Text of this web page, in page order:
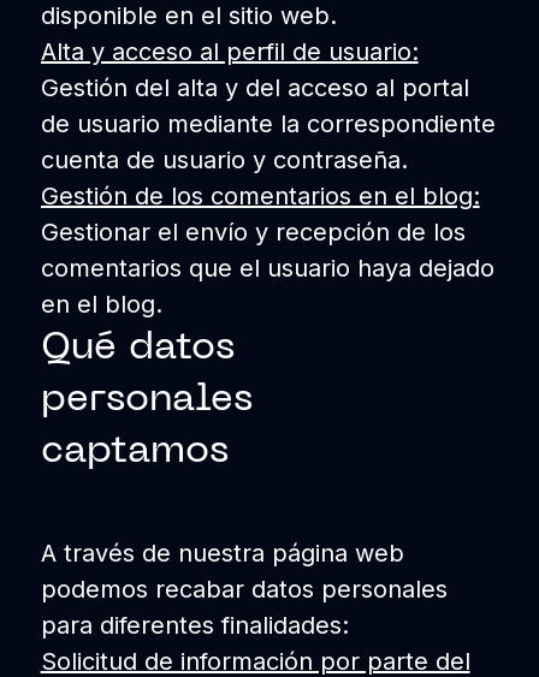
disponible en el sitio web.
Alta y acceso al perfil de usuario:
Gestión del alta y del acceso al portal
de usuario mediante la correspondiente
cuenta de usuario y contraseña.
Gestión de los comentarios en el blog:
Gestionar el envío y recepción de los
comentarios que el usuario haya dejado
en el blog.
Qué datos
personales
captamos
A través de nuestra página web
podemos recabar datos personales
para diferentes finalidades:
Solicitud de información por parte del